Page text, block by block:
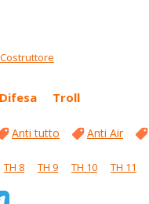
Difesa Troll
Anti tutto Anti Air
TH 8 TH 9 TH 10 TH 11